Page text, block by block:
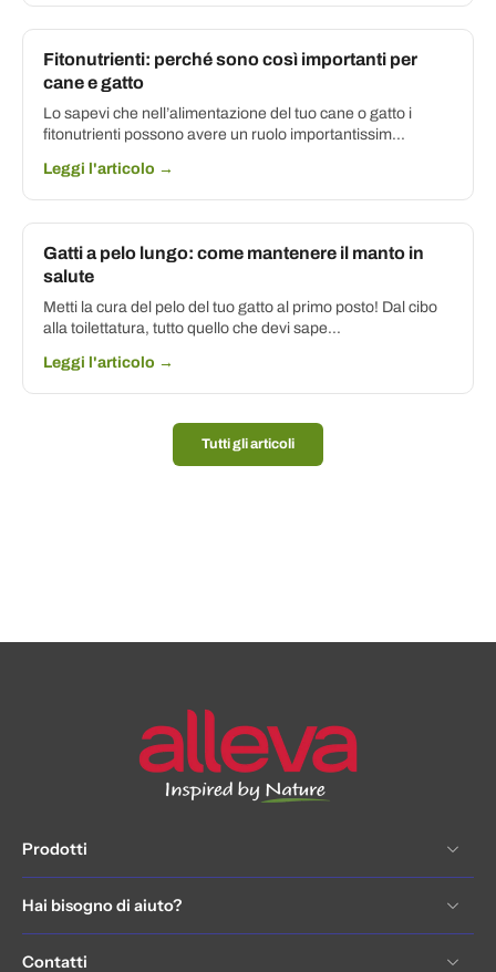
Fitonutrienti: perché sono così importanti per
cane e gatto
Lo sapevi che nell’alimentazione del tuo cane o gatto i
fitonutrienti possono avere un ruolo importantissim...
Leggi l'articolo →
Gatti a pelo lungo: come mantenere il manto in
salute
Metti la cura del pelo del tuo gatto al primo posto! Dal cibo
alla toilettatura, tutto quello che devi sape...
Leggi l'articolo →
Tutti gli articoli
Prodotti
Hai bisogno di aiuto?
Contatti